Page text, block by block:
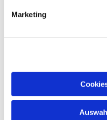
Marketing
Dies könnte Sie